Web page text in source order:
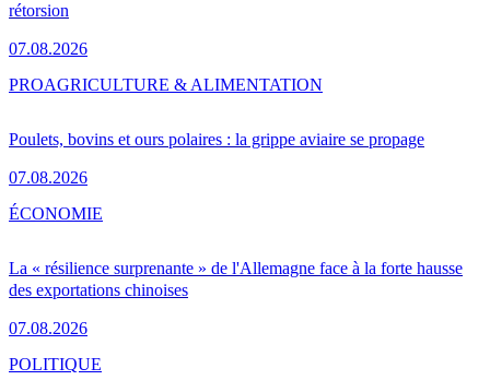
rétorsion
07.08.2026
Poulets, bovins et ours polaires : la grippe aviaire se propage
07.08.2026
PROAGRICULTURE & ALIMENTATION
La « résilience surprenante » de l'Allemagne face à la forte hausse
des exportations chinoises
07.08.2026
ÉCONOMIE
POLITIQUE